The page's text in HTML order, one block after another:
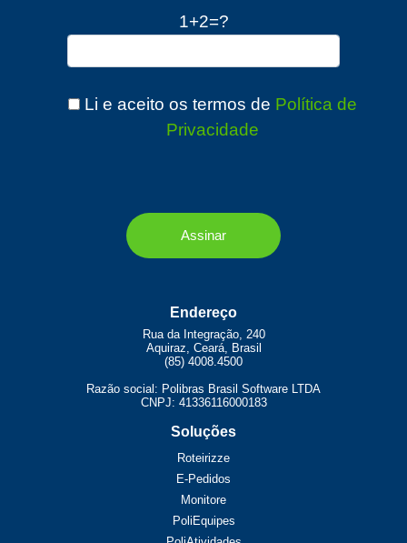
1+2=?
Li e aceito os termos de Política de
Privacidade
Endereço
Rua da Integração, 240
Aquiraz, Ceará, Brasil
(85) 4008.4500
Razão social: Polibras Brasil Software LTDA
CNPJ: 41336116000183
Soluções
Roteirizze
E-Pedidos
Monitore
PoliEquipes